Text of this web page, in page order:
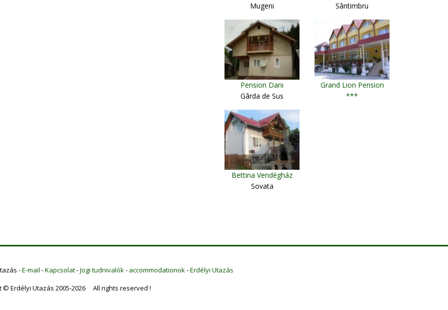
Mugeni
Sântimbru
Pension Dani
Gârda de Sus
Grand Lion Pension
***
Bettina Vendégház
Sovata
-E-mail -Kapcsolat-Jogi tudnivalók- accommodationok-Erdélyi Utazás
© Erdélyi Utazás 2005-2026 All rights reserved !